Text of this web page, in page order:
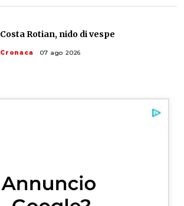
Costa Rotian, nido di vespe
Cronaca 07 ago 2026